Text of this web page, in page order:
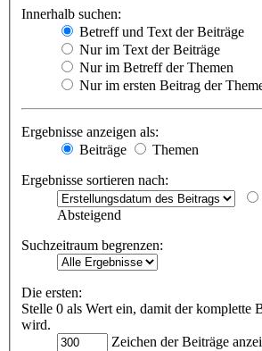
Innerhalb suchen:
Betreff und Text der Beiträge
Nur im Text der Beiträge
Nur im Betreff der Themen
Nur im ersten Beitrag der
Ergebnisse anzeigen als:
Beiträge
Themen
Ergebnisse sortieren nach:
Absteigend
Suchzeitraum begrenzen:
Die ersten:
Stelle 0 als Wert ein, damit der komplette
wird.
Zeichen der Beiträge